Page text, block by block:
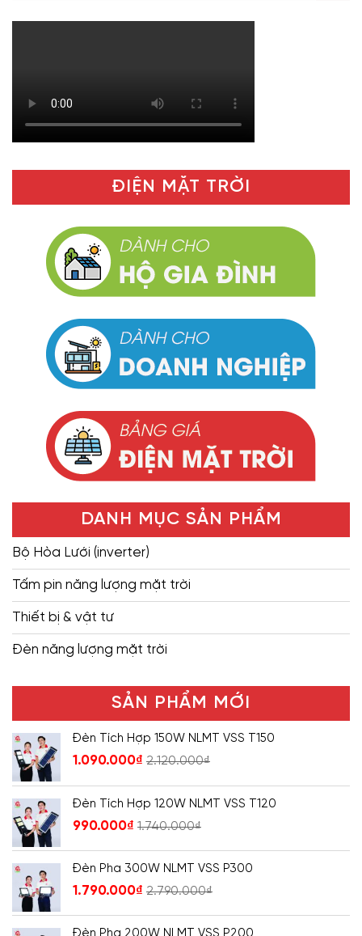
ĐIỆN MẶT TRỜI
DANH MỤC SẢN PHẨM
Bộ Hòa Lưới (inverter)
Tấm pin năng lượng mặt trời
Thiết bị & vật tư
Đèn năng lượng mặt trời
SẢN PHẨM MỚI
Đèn Tích Hợp 150W NLMT VSS T150
1.090.000₫ 2.120.000₫
Đèn Tích Hợp 120W NLMT VSS T120
990.000₫ 1.740.000₫
Đèn Pha 300W NLMT VSS P300
1.790.000₫ 2.790.000₫